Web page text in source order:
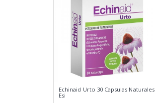
Echinaid Urto 30 Capsulas Naturales
Esi